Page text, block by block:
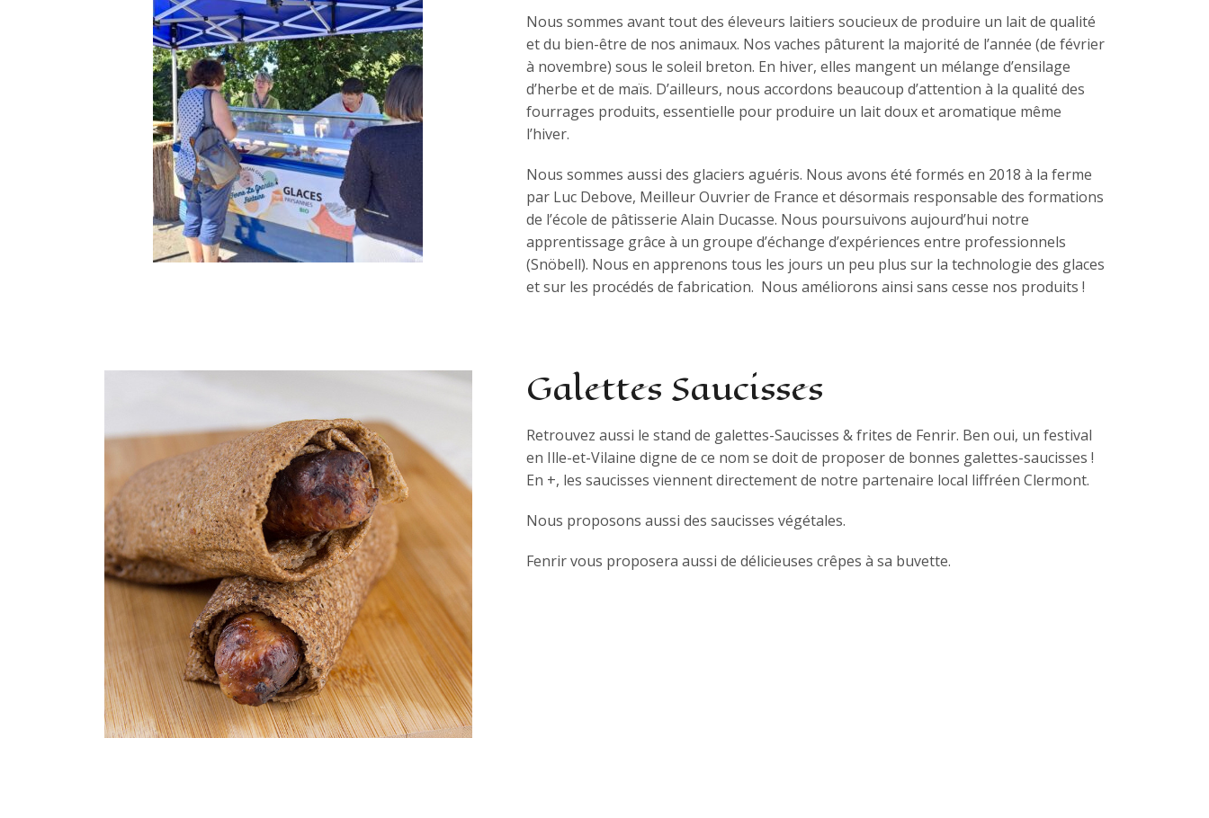
Nous sommes avant tout des éleveurs laitiers soucieux de produire un lait de qualité
et du bien-être de nos animaux. Nos vaches pâturent la majorité de l’année (de février
à novembre) sous le soleil breton. En hiver, elles mangent un mélange d’ensilage
d’herbe et de maïs. D’ailleurs, nous accordons beaucoup d’attention à la qualité des
fourrages produits, essentielle pour produire un lait doux et aromatique même
l’hiver.
Nous sommes aussi des glaciers aguéris. Nous avons été formés en 2018 à la ferme
par Luc Debove, Meilleur Ouvrier de France et désormais responsable des formations
de l’école de pâtisserie Alain Ducasse. Nous poursuivons aujourd’hui notre
apprentissage grâce à un groupe d’échange d’expériences entre professionnels
(Snöbell). Nous en apprenons tous les jours un peu plus sur la technologie des glaces
et sur les procédés de fabrication. Nous améliorons ainsi sans cesse nos produits !
Galettes Saucisses
Retrouvez aussi le stand de galettes-Saucisses & frites de Fenrir. Ben oui, un festival
en Ille-et-Vilaine digne de ce nom se doit de proposer de bonnes galettes-saucisses !
En +, les saucisses viennent directement de notre partenaire local liffréen Clermont.
Nous proposons aussi des saucisses végétales.
Fenrir vous proposera aussi de délicieuses crêpes à sa buvette.